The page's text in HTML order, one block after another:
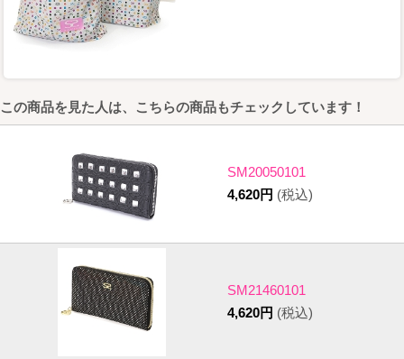
この商品を見た人は、こちらの商品もチェックしています！
SM20050101
4,620円 (税込)
SM21460101
4,620円 (税込)